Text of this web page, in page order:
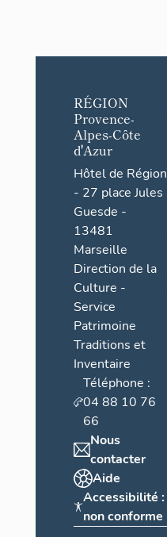
RÉGION
Provence-
Alpes-Côte
d'Azur
Hôtel de Région
- 27 place Jules
Guesde -
13481
Marseille
Direction de la
Culture -
Service
Patrimoine
Traditions et
Inventaire
Téléphone :
04 88 10 76
66
Nous
contacter
Aide
Accessibilité :
non conforme